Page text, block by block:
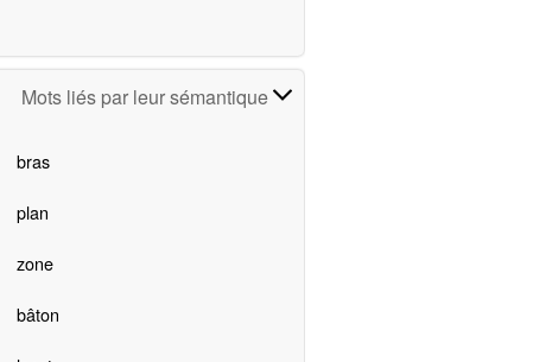
Mots liés par leur sémantique
bras
plan
zone
bâton